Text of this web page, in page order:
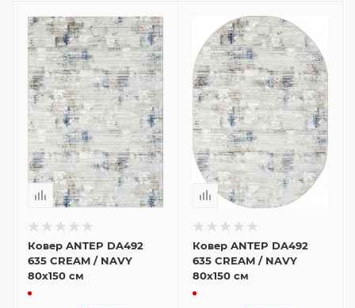
Ковер ANTEP DA492
635 CREAM / NAVY
80x150 см
Ковер ANTEP DA492
635 CREAM / NAVY
80x150 см